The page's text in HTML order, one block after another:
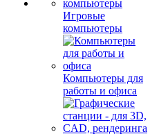
Игровые
компьютеры
Компьютеры для
работы и офиса